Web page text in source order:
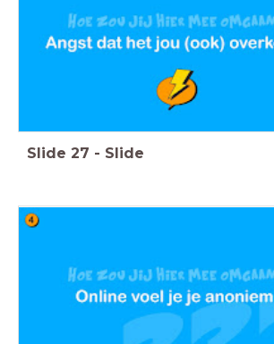
Slide 27 - Slide